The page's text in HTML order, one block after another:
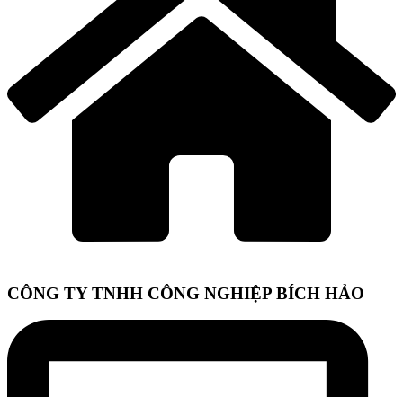
CÔNG TY TNHH CÔNG NGHIỆP BÍCH HẢO